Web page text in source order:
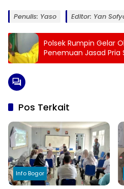
Penulis: Yaso Editor: Yan
Polsek Rumpin Gelar
Penemuan Jasad Pria
Pos Terkait
Info Bogor